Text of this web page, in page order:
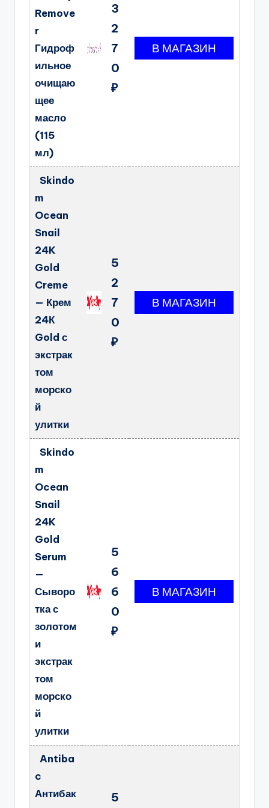
Remove
r
Гидроф
ильное
очищаю
щее
масло
(115
мл)
3
2
7
0
₽
Skindo
m
Ocean
Snail
24K
Gold
Creme
— Крем
24К
Gold с
экстрак
том
морско
й
улитки
5
2
7
0
₽
Skindo
m
Ocean
Snail
24K
Gold
Serum
—
Сыворо
тка с
золотом
и
экстрак
том
морско
й
улитки
5
6
6
0
₽
Antiba
c
Антибак
5